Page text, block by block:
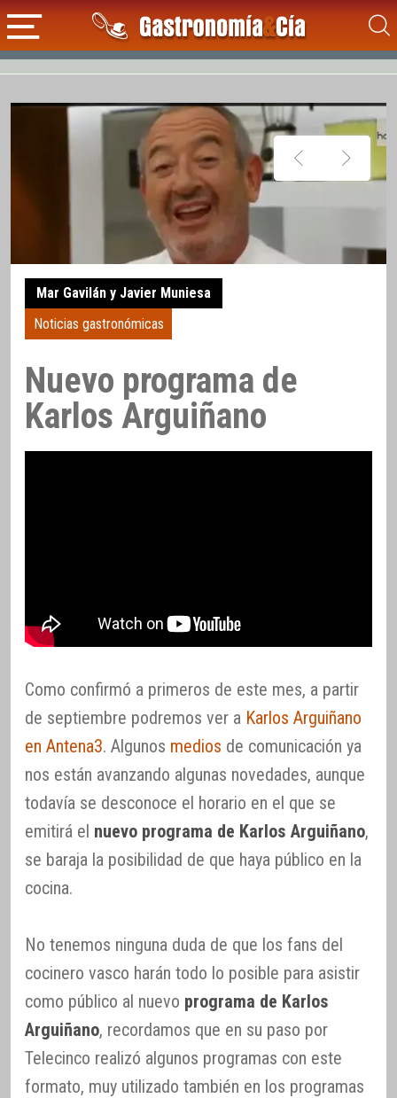
Mar Gavilán y Javier Muniesa
Noticias gastronómicas
Nuevo programa de
Karlos Arguiñano
Como confirmó a primeros de este mes, a partir
de septiembre podremos ver a Karlos Arguiñano
en Antena3. Algunos medios de comunicación ya
nos están avanzando algunas novedades, aunque
todavía se desconoce el horario en el que se
emitirá el nuevo programa de Karlos Arguiñano,
se baraja la posibilidad de que haya público en la
cocina.
No tenemos ninguna duda de que los fans del
cocinero vasco harán todo lo posible para asistir
como público al nuevo programa de Karlos
Arguiñano, recordamos que en su paso por
Telecinco realizó algunos programas con este
formato, muy utilizado también en los programas